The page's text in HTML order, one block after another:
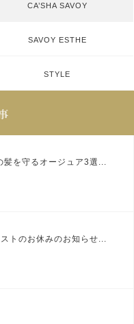
CA’SHA SAVOY
SAVOY ESTHE
STYLE
を守るオージュア3選...
トのお休みのお知らせ...